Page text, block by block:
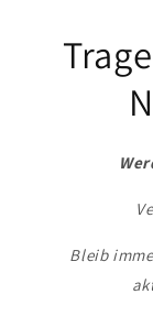
Bleib